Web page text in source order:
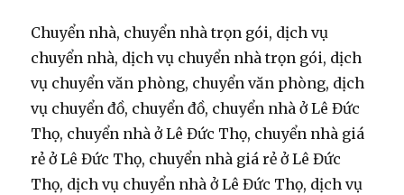
Chuyển nhà, chuyển nhà trọn gói, dịch vụ
chuyển nhà, dịch vụ chuyển nhà trọn gói, dịch
vụ chuyển văn phòng, chuyển văn phòng, dịch
vụ chuyển đồ, chuyển đồ, chuyển nhà ở Lê Đức
Thọ, chuyển nhà ở Lê Đức Thọ, chuyển nhà giá
rẻ ở Lê Đức Thọ, chuyển nhà giá rẻ ở Lê Đức
Thọ, dịch vụ chuyển nhà ở Lê Đức Thọ, dịch vụ